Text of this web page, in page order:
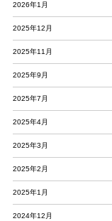
2026年1月
2025年12月
2025年11月
2025年9月
2025年7月
2025年4月
2025年3月
2025年2月
2025年1月
2024年12月